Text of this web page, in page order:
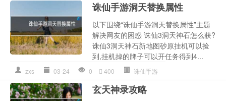
诛仙手游洞天替换属性
以下围绕“诛仙手游洞天替换属性”主题
解决网友的困惑 诛仙3洞天神石怎么获?
诛仙3洞天神石新地图砂原挂机可以捡
到,挂机掉的牌子可以开任务得到4...
zxs 03-24 0 400 诛仙手游
玄天神录攻略